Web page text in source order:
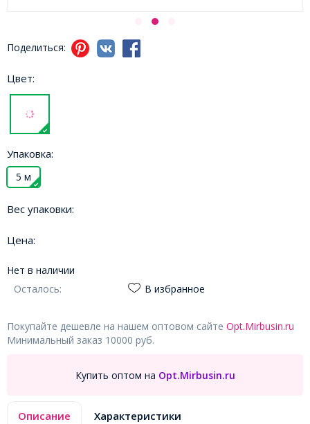
Поделиться:
Цвет:
Упаковка:
5 м
Вес упаковки:
Цена:
Нет в наличии
Осталось:
В избранное
Покупайте дешевле на нашем оптовом сайте Opt.Mirbusin.ru
Минимальный заказ 10000 руб.
Купить оптом на Opt.Mirbusin.ru
Описание Характеристики